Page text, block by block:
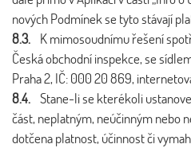
nových Podmínek se tyto stávají
8.3. K mimosoudnímu řešení
Česká obchodní inspekce, se
Praha 2, IČ: 000 20 869,
8.4. Stane-li se kterékoli
část, neplatným, neúčinným nebo
dotčena platnost, účinnost či